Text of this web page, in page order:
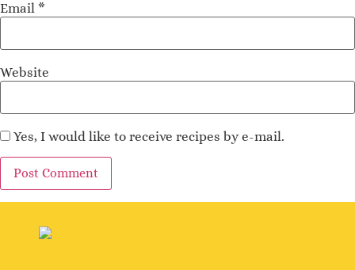
Email *
Website
Yes, I would like to receive recipes by e-mail.